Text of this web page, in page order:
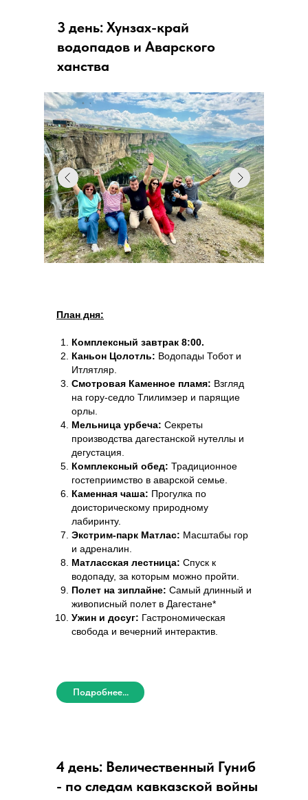
3 день: Хунзах-край
водопадов и Аварского
ханства
План дня:
Комплексный завтрак 8:00.
Каньон Цолотль: Водопады Тобот и
Итлятляр.
Смотровая Каменное пламя: Взгляд
на гору-седло Тлилимэер и парящие
орлы.
Мельница урбеча: Секреты
производства дагестанской нутеллы и
дегустация.
Комплексный обед: Традиционное
гостеприимство в аварской семье.
Каменная чаша: Прогулка по
доисторическому природному
лабиринту.
Экстрим-парк Матлас: Масштабы гор
и адреналин.
Матласская лестница: Спуск к
водопаду, за которым можно пройти.
Полет на зиплайне: Самый длинный и
живописный полет в Дагестане*
Ужин и досуг: Гастрономическая
свобода и вечерний интерактив.
4 день: Величественный Гуниб
- по следам кавказской войны
Подробнее...